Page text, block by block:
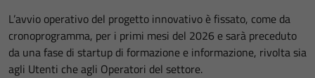
L’avvio operativo del progetto innovativo è fissato, come da
cronoprogramma, per i primi mesi del 2026 e sarà preceduto
da una fase di startup di formazione e informazione, rivolta sia
agli Utenti che agli Operatori del settore.